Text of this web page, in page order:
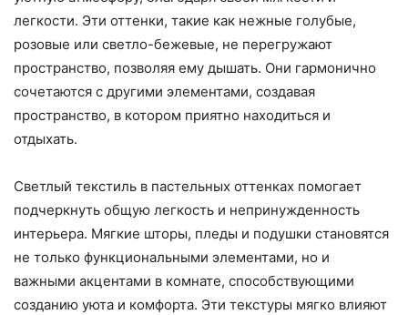
легкости. Эти оттенки, такие как нежные голубые,
розовые или светло-бежевые, не перегружают
пространство, позволяя ему дышать. Они гармонично
сочетаются с другими элементами, создавая
пространство, в котором приятно находиться и
отдыхать.
Светлый текстиль в пастельных оттенках помогает
подчеркнуть общую легкость и непринужденность
интерьера. Мягкие шторы, пледы и подушки становятся
не только функциональными элементами, но и
важными акцентами в комнате, способствующими
созданию уюта и комфорта. Эти текстуры мягко влияют